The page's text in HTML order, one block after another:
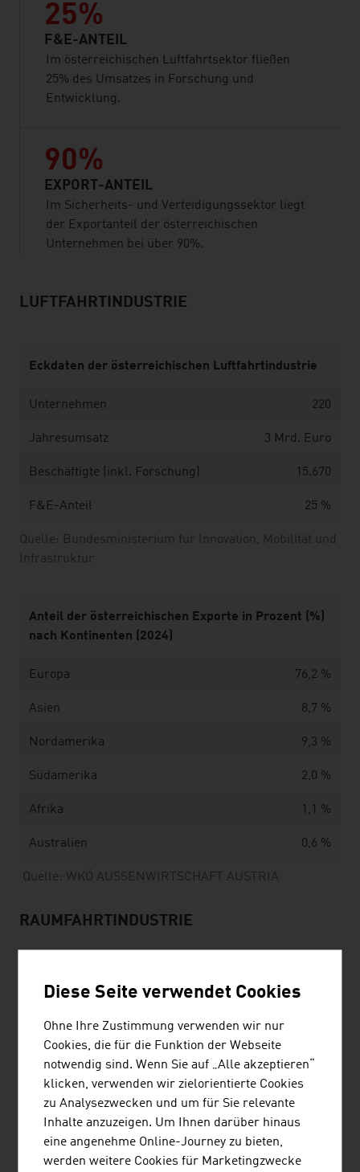
25%
F&E-ANTEIL
Im österreichischen Luftfahrtsektor fließen
25% des Umsatzes in Forschung und
Entwicklung.
90%
EXPORT-ANTEIL
Im Sicherheits- und Verteidigungssektor liegt
der Exportanteil der österreichischen
Unternehmen bei über 90%.
listen
LUFTFAHRTINDUSTRIE
Quelle: Bundesministerium für Innovation, Mobilität und
Infrastruktur
Eckdaten der österreichischen Luftfahrtindustrie
Unternehmen 220
Jahresumsatz 3 Mrd. Euro
Beschäftigte (inkl. Forschung) 15.670
F&E-Anteil 25 %
Quelle: WKÖ AUSSENWIRTSCHAFT AUSTRIA
Anteil der österreichischen Exporte in Prozent (%)
nach Kontinenten (2024)
Europa 76,2 %
Asien 8,7 %
Nordamerika 9,3 %
Südamerika 2,0 %
Afrika 1,1 %
Australien 0,6 %
RAUMFAHRTINDUSTRIE
Quelle: Bundesministerium für Innovation, Mobilität und
Infrastruktur
Eckdaten der österreichischen Raumfahrtindustrie
Unternehmen/Forschungsinstitute
Beschäftigte (inkl. Forschung) 1.000
Umsatz 125 Mio. Euro
Diese Seite verwendet Cookies
Ohne Ihre Zustimmung verwenden wir nur
Cookies, die für die Funktion der Webseite
notwendig sind. Wenn Sie auf „Alle akzeptieren“
klicken, verwenden wir zielorientierte Cookies
zu Analysezwecken und um für Sie relevante
Inhalte anzuzeigen. Um Ihnen darüber hinaus
eine angenehme Online-Journey zu bieten,
werden weitere Cookies für Marketingzwecke